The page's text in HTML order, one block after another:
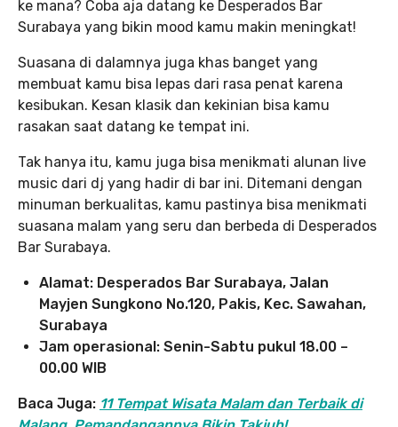
ke mana? Coba aja datang ke Desperados Bar
Surabaya yang bikin mood kamu makin meningkat!
Suasana di dalamnya juga khas banget yang
membuat kamu bisa lepas dari rasa penat karena
kesibukan. Kesan klasik dan kekinian bisa kamu
rasakan saat datang ke tempat ini.
Tak hanya itu, kamu juga bisa menikmati alunan live
music dari dj yang hadir di bar ini. Ditemani dengan
minuman berkualitas, kamu pastinya bisa menikmati
suasana malam yang seru dan berbeda di Desperados
Bar Surabaya.
Alamat: Desperados Bar Surabaya, Jalan
Mayjen Sungkono No.120, Pakis, Kec. Sawahan,
Surabaya
Jam operasional: Senin-Sabtu pukul 18.00 –
00.00 WIB
Baca Juga: 11 Tempat Wisata Malam dan Terbaik di